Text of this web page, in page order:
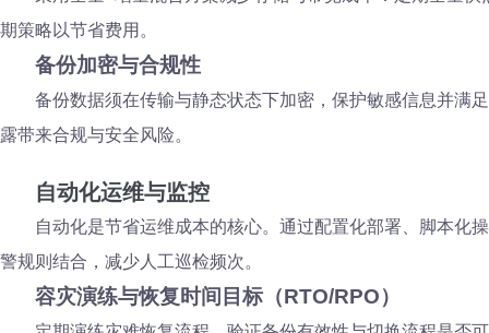
期策略以节省费用。
备份加密与合规性
备份数据须在传输与静态状态下加密，保护敏感信息并满
露带来合规与安全风险。
自动化运维与监控
自动化是节省运维成本的核心。通过配置化部署、脚本化
警规则结合，减少人工巡检频次。
容灾演练与恢复时间目标（RTO/RPO）